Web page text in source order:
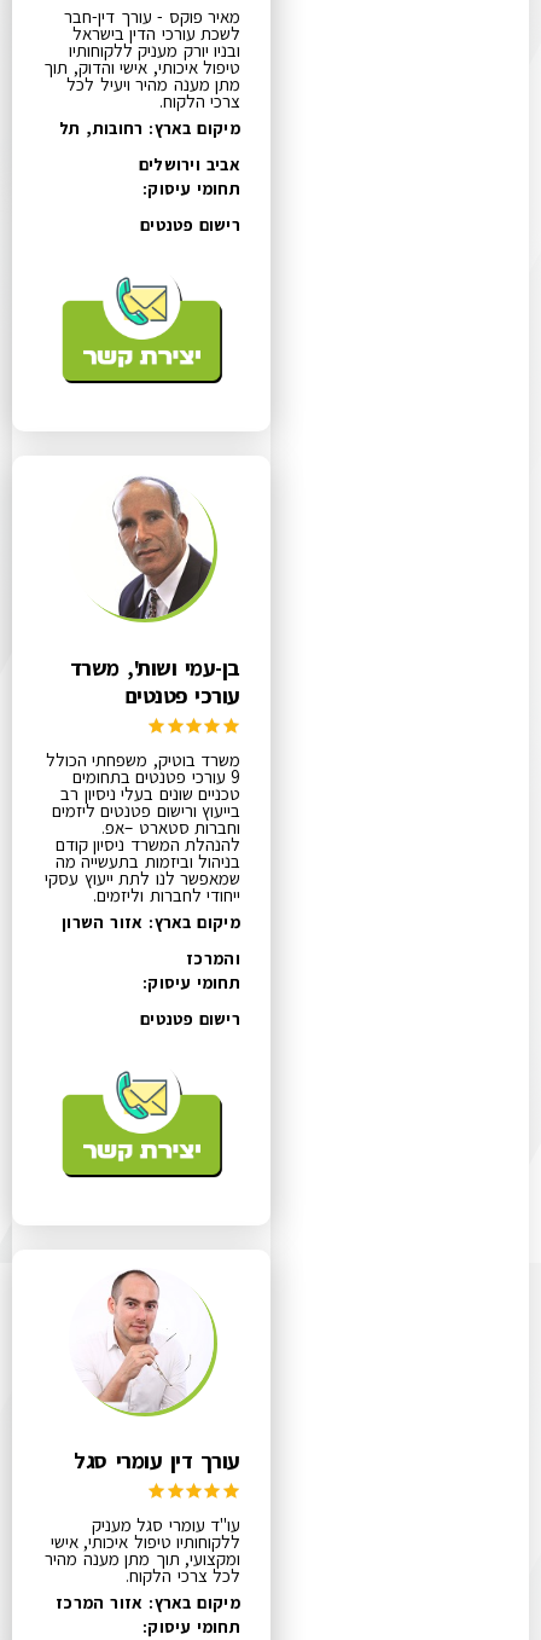
מאיר פוקס - עורך דין-חבר
לשכת עורכי הדין בישראל
ובניו יורק מעניק ללקוחותיו
טיפול איכותי, אישי והדוק, תוך
מתן מענה מהיר ויעיל לכל
צרכי הלקוח.
מיקום בארץ: רחובות, תל
אביב וירושלים
תחומי עיסוק:
רישום פטנטים
בן-עמי ושות', משרד
עורכי פטנטים
משרד בוטיק, משפחתי הכולל
9 עורכי פטנטים בתחומים
טכניים שונים בעלי ניסיון רב
בייעוץ ורישום פטנטים ליזמים
וחברות סטארט –אפ.
להנהלת המשרד ניסיון קודם
בניהול וביזמות בתעשייה מה
שמאפשר לנו לתת ייעוץ עסקי
ייחודי לחברות וליזמים.
מיקום בארץ: אזור השרון
והמרכז
תחומי עיסוק:
רישום פטנטים
עורך דין עומרי סגל
עו"ד עומרי סגל מעניק
ללקוחותיו טיפול איכותי, אישי
ומקצועי, תוך מתן מענה מהיר
לכל צרכי הלקוח.
מיקום בארץ: אזור המרכז
תחומי עיסוק: